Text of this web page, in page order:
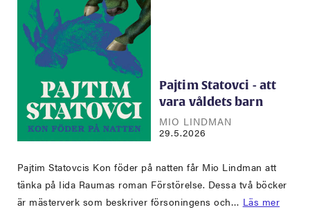
Pajtim Statovci - att
vara våldets barn
MIO LINDMAN
29.5.2026
Pajtim Statovcis Kon föder på natten får Mio Lindman att
tänka på Iida Raumas roman Förstörelse. Dessa två böcker
är mästerverk som beskriver försoningens och… Läs mer